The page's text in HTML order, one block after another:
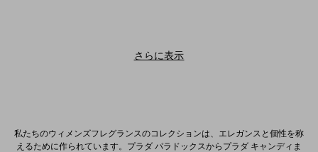
さらに表示
私たちのウィメンズフレグランスのコレクションは、エレガンスと個性を称
えるために作られています。プラダ パラドックスからプラダ キャンディま